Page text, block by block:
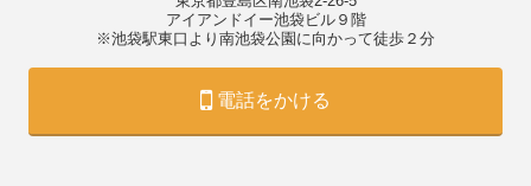
アイアンドイー池袋ビル９階
※池袋駅東口より南池袋公園に向かって徒歩２分
電話をかける